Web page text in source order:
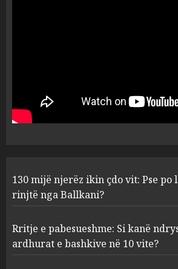
1
Ballkani?
2
ndryshuar të
bashkive në 10
130 mijë njerëz ikin çdo vit: Pse po
rinjtë nga Ballkani?
Rritje e pabesueshme: Si kanë
ardhurat e bashkive në 10 vite?